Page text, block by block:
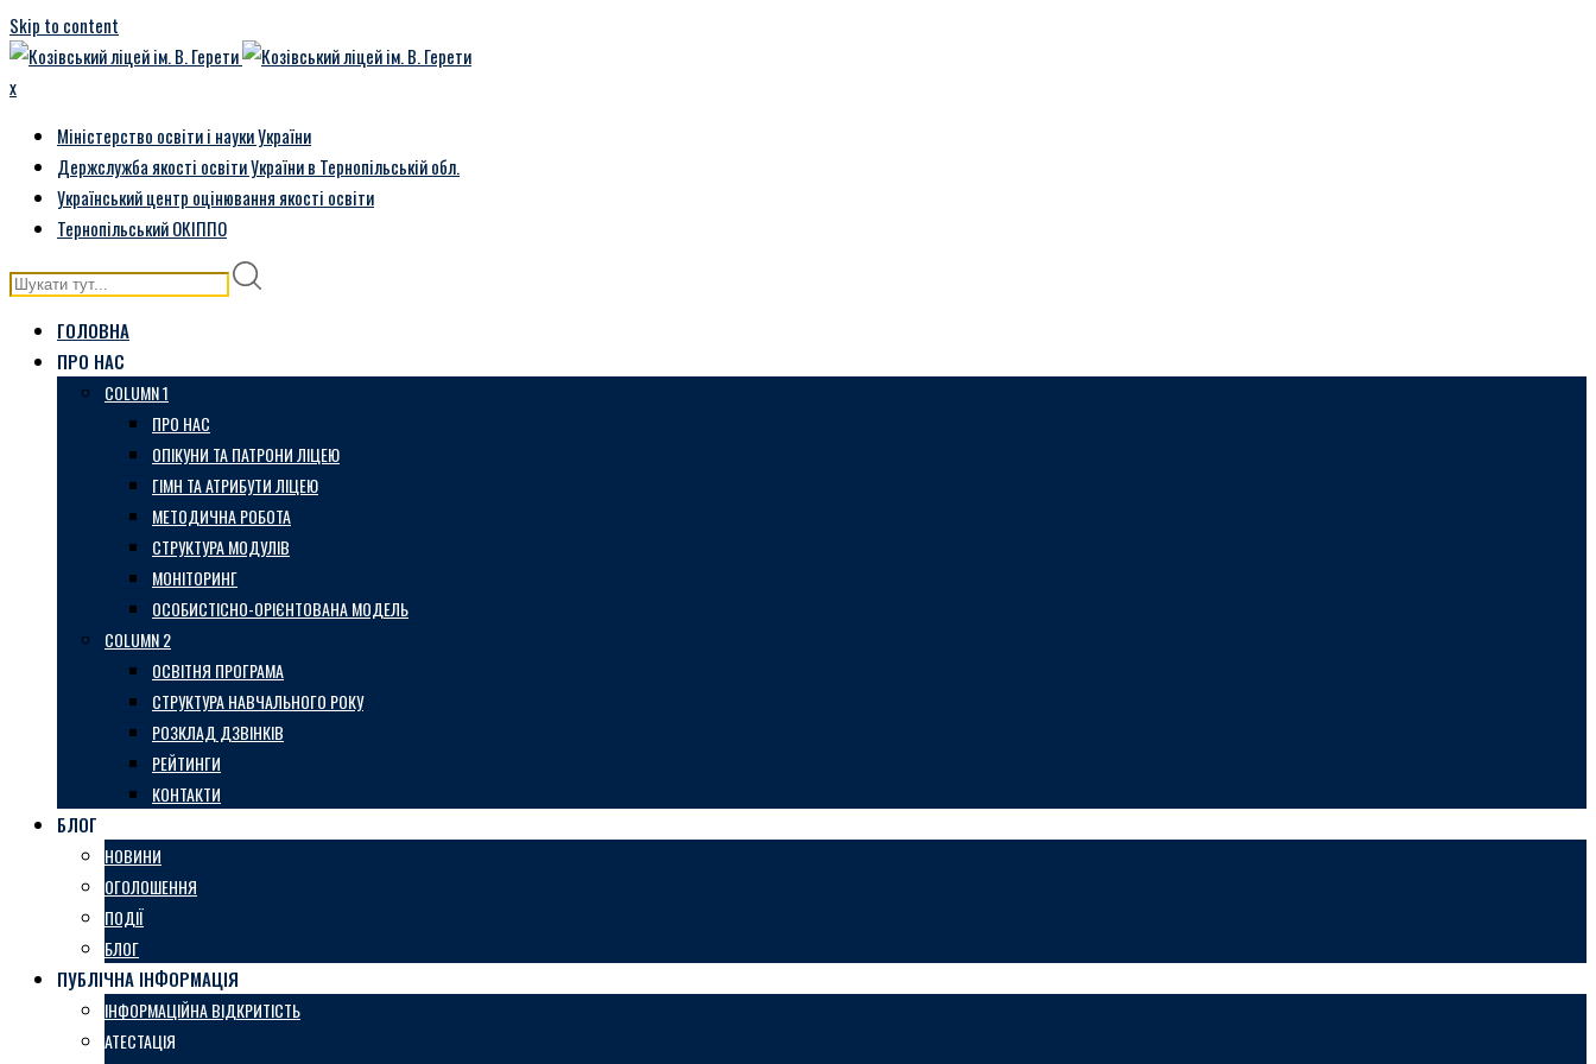
Skip to content
x
Міністерство освіти і науки України
Держслужба якості освіти України в Тернопільській обл.
Український центр оцінювання якості освіти
Тернопільський ОКІППО
ГОЛОВНА
ПРО НАС
COLUMN 1
ПРО НАС
ОПІКУНИ ТА ПАТРОНИ ЛІЦЕЮ
ГІМН ТА АТРИБУТИ ЛІЦЕЮ
МЕТОДИЧНА РОБОТА
СТРУКТУРА МОДУЛІВ
МОНІТОРИНГ
ОСОБИСТІСНО-ОРІЄНТОВАНА МОДЕЛЬ
COLUMN 2
ОСВІТНЯ ПРОГРАМА
СТРУКТУРА НАВЧАЛЬНОГО РОКУ
РОЗКЛАД ДЗВІНКІВ
РЕЙТИНГИ
КОНТАКТИ
БЛОГ
НОВИНИ
ОГОЛОШЕННЯ
ПОДІЇ
БЛОГ
ПУБЛІЧНА ІНФОРМАЦІЯ
ІНФОРМАЦІЙНА ВІДКРИТІСТЬ
АТЕСТАЦІЯ